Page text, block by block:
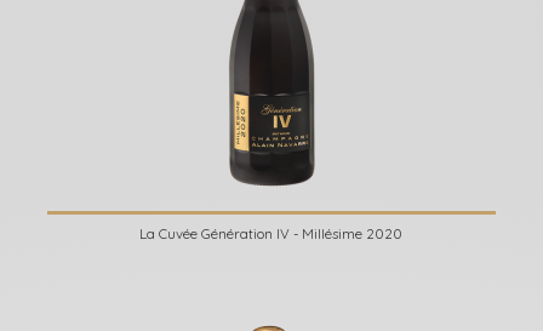
La Cuvée Génération IV - Millésime 2020